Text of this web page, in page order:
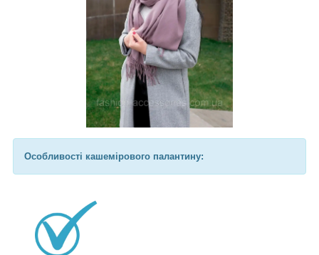
Особливості кашемірового палантину: